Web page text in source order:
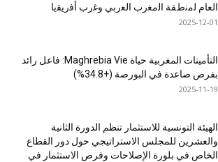
اﻟﻌﺎم ﻟﻣﻧطﻘﺔ اﻟﻣﻐرب اﻟﻌرﺑﻲ وﻏرب أﻓرﯾﻘﯾﺎ
2025-12-01
التأمينات المغربية حياة Maghrebia Vie: فاعل رائد
بفرص صاعدة في البورصة (+34.8%)
2025-11-19
الهيئة التونسية للاستثمار تنظم الدورة الثانية
والعشرين للمجلس الاستراتيجي حول دور القطاع
الخاص في بلورة الإصلاحات وفرص الاستثمار في